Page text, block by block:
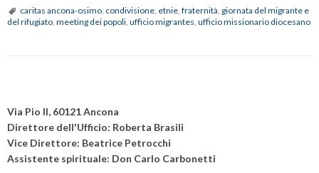
Popoli”
con
tutto
il
caritas ancona-osimo condivisione etnie fraternità giornata del migrante e
del rifugiato meeting dei popoli ufficio migrantes ufficio missionario diocesano
o
s
t
N
Via Pio II, 60121 Ancona
Direttore dell'Ufficio: Roberta Brasili
Vice Direttore: Beatrice Petrocchi
Assistente spirituale: Don Carlo Carbonetti